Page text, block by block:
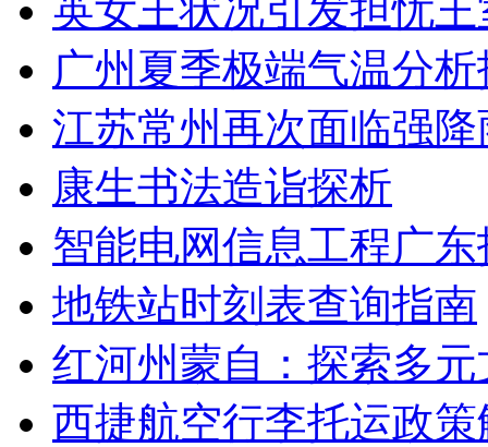
英女王状况引发担忧
广州夏季极端气温分
江苏常州再次面临强
康生书法造诣探析
智能电网信息工程广
地铁站时刻表查询指南
红河州蒙自：探索多
西捷航空行李托运政